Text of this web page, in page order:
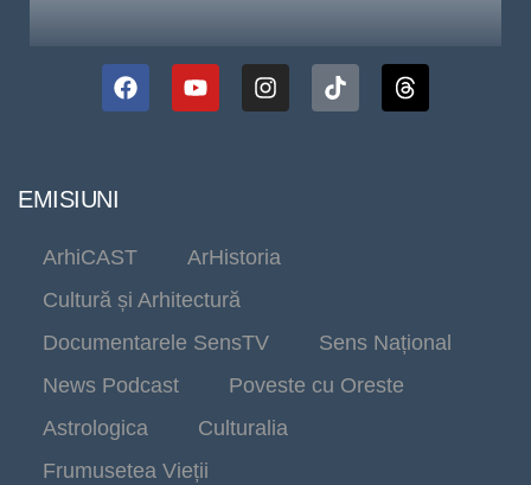
EMISIUNI
ArhiCAST
ArHistoria
Cultură și Arhitectură
Documentarele SensTV
Sens Național
News Podcast
Poveste cu Oreste
Astrologica
Culturalia
Frumusetea Vieții